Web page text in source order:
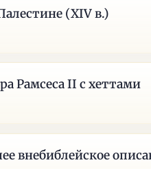
(XIV в.)
Рамсеса II c хеттами
внебиблейское